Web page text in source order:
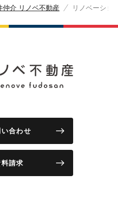
仲介 リノベ不動産 リノベーショ
い合わせ
料請求